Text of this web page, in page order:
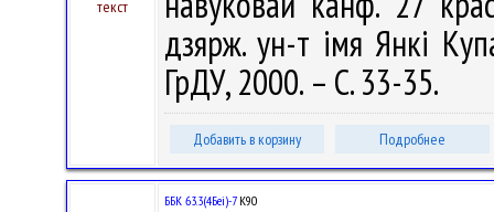
текст
дзярж. ун-т імя Янкі
ГрДУ, 2000. – С. 33-35.
Добавить в корзину Подробнее
ББК 63.3(4Беі)-7К90